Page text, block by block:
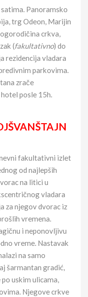
Panoramsko
trg Odeon, Marijin
crkva,
(fakultativno) do
rezidencija vladara
parkovima.
zrače
posle 15h.
fakultativni izlet
od najlepših
na litici u
vladara
za njegov dvorac iz
vremena.
i neponovljivu
vreme. Nastavak
na samo
šarmantan gradić,
uskim ulicama,
Njegove crkve